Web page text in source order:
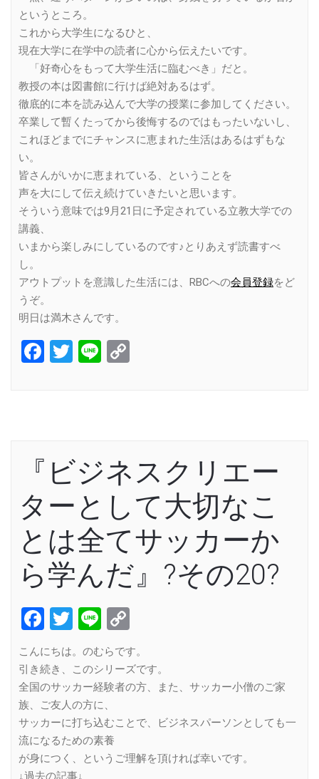
というところ。
これから大学生になるひと、
現在大学に在学中の読者に心から伝えたいです。
「好奇心をもって大学生活に臨むべき」だと。
教授の本は図書館に行けば絶対あるはず。
徹底的に本を読み込んで大学の授業に参加してください。
卒業して暫くたってから後悔するのではもったいないし、
これほどまでにチャンスに恵まれた生活はあるはずもな
い。
皆さんがいかに恵まれている、ということを
声を大にして伝え続けていきたいと思います。
そういう意味では9月21日に予定されている立教大学での
講義、
いまから楽しみにしているのです♪とりあえず読書すべ
し。
アウトプットを意識した生活には、RBCへの会員登録をど
うぞ。
明日は満木さんです。
Facebook
Twitter
Line
『ビジネスクリエー
ターとして大切なこ
とは全てサッカーか
ら学んだ』?その20?
Facebook
Twitter
Line
Link
こんにちは。のむらです。
引き続き、このシリーズです。
全国のサッカー経験者の方、また、サッカー小僧のご家
族、ご友人の方に、
サッカーに打ち込むことで、ビジネスパーソンとしても一
流になるための素養
が身につく、というご理解を頂ければ幸いです。
↓過去の記事↓